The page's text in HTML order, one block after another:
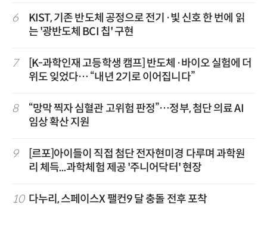
6
KIST, 기존 반도체 공정으로 전기·빛 신호 한 번에 읽
는 '광반도체 BCI 칩' 구현
7
[K-과학인재 고등학생 캠프] 반도체·바이오 실험에 더
위도 잊었다… “내년 2기로 이어집니다”
8
“망막 찍자 심혈관 고위험 판정”…정부, 첨단 의료 AI
임상 확산 지원
9
[르포]아이들이 직접 첨단 전자현미경 다루며 과학원
리 체득...과학체험 제공 '주니어닥터' 현장
10 다누리, 스페이스X 팰컨9 달 충돌 전후 포착